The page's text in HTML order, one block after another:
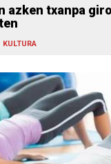
azken txanpa
KULTURA